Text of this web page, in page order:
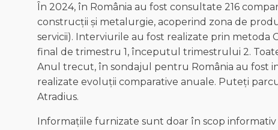
În 2024, în România au fost consultate 216
construcții și metalurgie, acoperind zona de
servicii). Interviurile au fost realizate prin metoda
final de trimestru 1, începutul trimestrului 2.
Anul trecut, în sondajul pentru România au fost
realizate evoluții comparative anuale. Puteți
Atradius.
Informațiile furnizate sunt doar în scop